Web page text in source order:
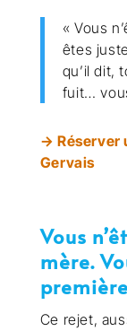
« Vous
êtes
qu’il dit,
fuit…
→ Réserver
Gervais
Vous
mère.
Ce rejet,